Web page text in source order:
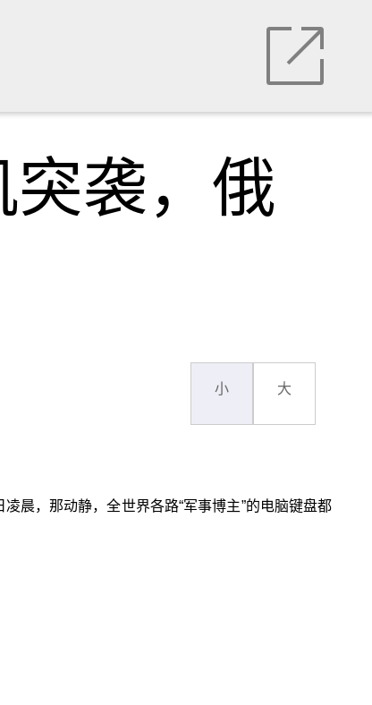
袭，俄
小 大
晨，那动静，全世界各路“军事博主”的电脑键盘都